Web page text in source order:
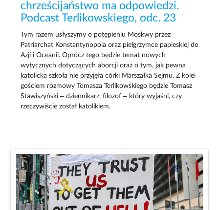
chrześcijaństwo ma odpowiedzi.
Podcast Terlikowskiego, odc. 23
Tym razem usłyszymy o potępieniu Moskwy przez
Patriarchat Konstantynopola oraz pielgrzymce papieskiej do
Azji i Oceanii. Oprócz tego będzie temat nowych
wytycznych dotyczących aborcji oraz o tym, jak pewna
katolicka szkoła nie przyjęła córki Marszałka Sejmu. Z kolei
gościem rozmowy Tomasza Terlikowskiego będzie Tomasz
Stawiszyński – dziennikarz, filozof – który wyjaśni, czy
rzeczywiście został katolikiem.